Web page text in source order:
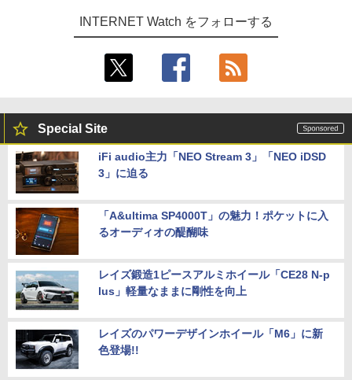
INTERNET Watch をフォローする
Special Site
iFi audio主力「NEO Stream 3」「NEO iDSD
3」に迫る
「A&ultima SP4000T」の魅力！ポケットに入
るオーディオの醍醐味
レイズ鍛造1ピースアルミホイール「CE28 N-p
lus」軽量なままに剛性を向上
レイズのパワーデザインホイール「M6」に新
色登場!!